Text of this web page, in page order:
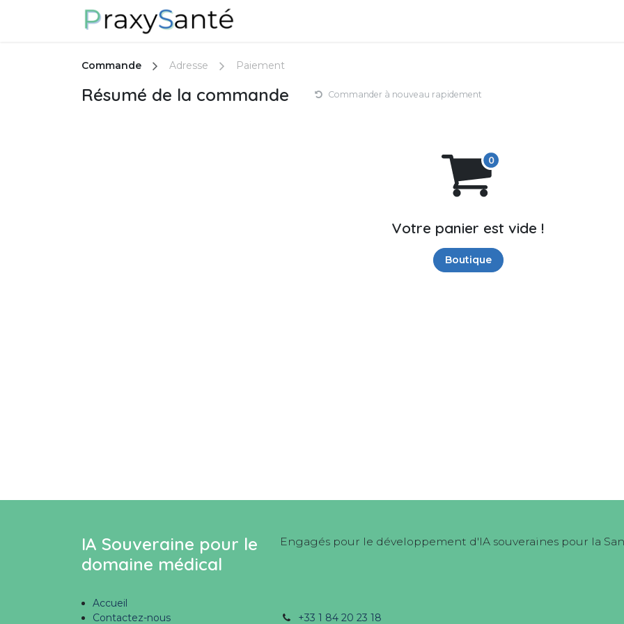
Se rendre au contenu
Commande Adresse Paiement
Résumé de la commande Commander à nouveau rapidement
Votre panier est vide !
Boutique
IA Souveraine pour le
domaine médical
Engagés pour le développement d'IA souveraines pour la
Accueil
Contactez-nous
+33 1 84 20 23 18